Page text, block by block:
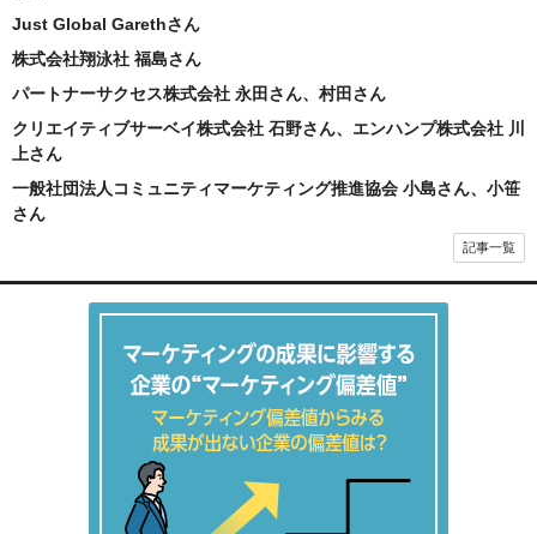
Just Global Garethさん
株式会社翔泳社 福島さん
パートナーサクセス株式会社 永田さん、村田さん
クリエイティブサーベイ株式会社 石野さん、エンハンプ株式会社 川
上さん
一般社団法人コミュニティマーケティング推進協会 小島さん、小笹
さん
記事一覧